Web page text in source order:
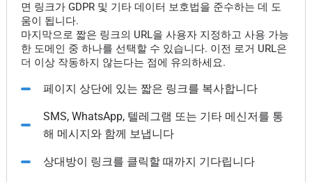
면 링크가 GDPR 및 기타 데이터 보호법을 준수하는 데 도
움이 됩니다.
마지막으로 짧은 링크의 URL을 사용자 지정하고 사용 가능
한 도메인 중 하나를 선택할 수 있습니다. 이전 로거 URL은
더 이상 작동하지 않는다는 점에 유의하세요.
페이지 상단에 있는 짧은 링크를 복사합니다
SMS, WhatsApp, 텔레그램 또는 기타 메신저를 통
해 메시지와 함께 보냅니다
상대방이 링크를 클릭할 때까지 기다립니다